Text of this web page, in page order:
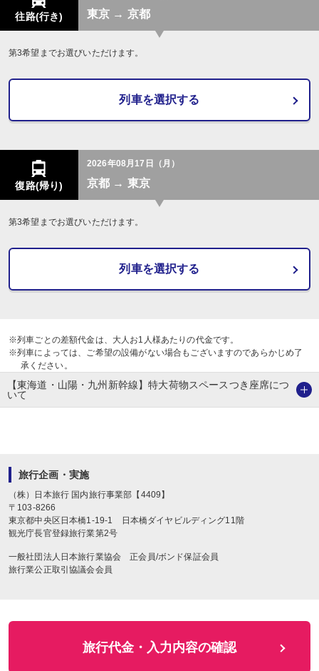
往路(行き) 東京 → 京都
第3希望までお選びいただけます。
列車を選択する
復路(帰り)
2026年08月17日（月）
京都 → 東京
第3希望までお選びいただけます。
列車を選択する
※列車ごとの差額代金は、大人お1人様あたりの代金です。
※列車によっては、ご希望の設備がない場合もございますのであらかじめ了
承ください。
【東海道・山陽・九州新幹線】特大荷物スペースつき座席につ
いて
旅行企画・実施
（株）日本旅行 国内旅行事業部【4409】
〒 103-8266
東京都中央区日本橋1-19-1
日本橋ダイヤビルディング11階
観光庁長官登録旅行業第2号
一般社団法人日本旅行業協会 正会員/ボンド保証会員
旅行業公正取引協議会会員